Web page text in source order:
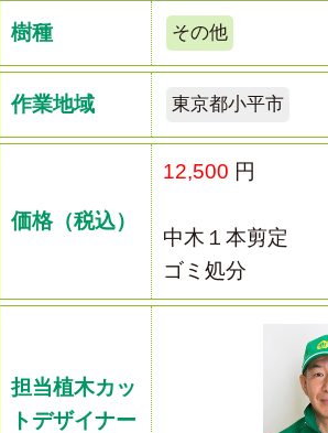
樹種 その他
作業地域 東京都小平市
価格（税込）
12,500 円
中木１本剪定
ゴミ処分
担当植木カッ
トデザイナー